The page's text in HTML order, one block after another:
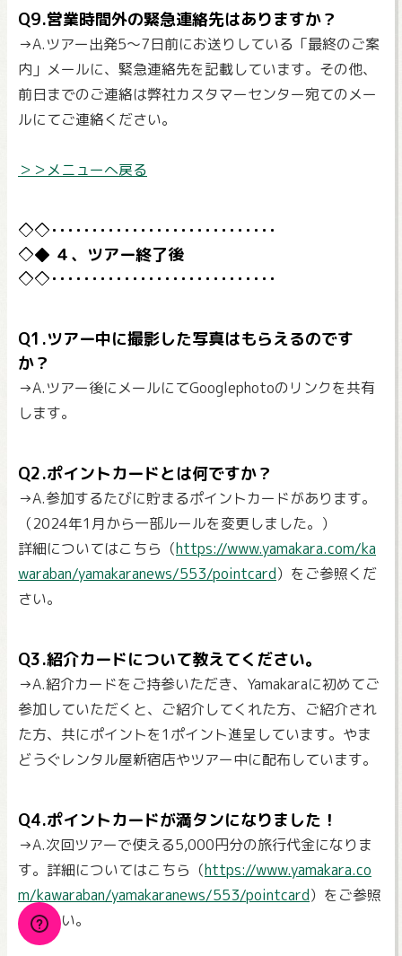
Q9.営業時間外の緊急連絡先はありますか？
→A.ツアー出発5～7日前にお送りしている「最終のご案
内」メールに、緊急連絡先を記載しています。その他、
前日までのご連絡は弊社カスタマーセンター宛てのメー
ルにてご連絡ください。
＞＞メニューへ戻る
４、ツアー終了後
Q1.ツアー中に撮影した写真はもらえるのです
か？
→A.ツアー後にメールにてGooglephotoのリンクを共有
します。
Q2.ポイントカードとは何ですか？
→A.参加するたびに貯まるポイントカードがあります。
（2024年1月から一部ルールを変更しました。）
詳細についてはこちら（https://www.yamakara.com/ka
waraban/yamakaranews/553/pointcard）をご参照くだ
さい。
Q3.紹介カードについて教えてください。
→A.紹介カードをご持参いただき、Yamakaraに初めてご
参加していただくと、ご紹介してくれた方、ご紹介され
た方、共にポイントを1ポイント進呈しています。やま
どうぐレンタル屋新宿店やツアー中に配布しています。
Q4.ポイントカードが満タンになりました！
→A.次回ツアーで使える5,000円分の旅行代金になりま
す。詳細についてはこちら（https://www.yamakara.co
m/kawaraban/yamakaranews/553/pointcard）をご参照
ください。